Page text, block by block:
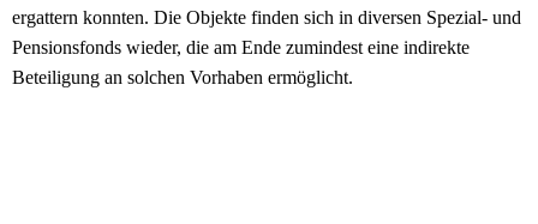
ergattern konnten. Die Objekte finden sich in diversen Spezial- und
Pensionsfonds wieder, die am Ende zumindest eine indirekte
Beteiligung an solchen Vorhaben ermöglicht.